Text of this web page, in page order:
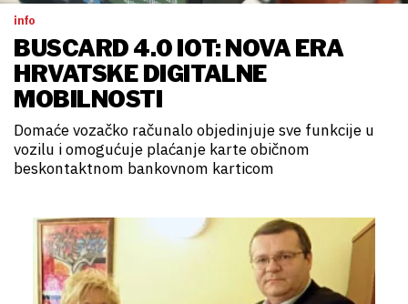
info
BUSCARD 4.0 IOT: NOVA ERA
HRVATSKE DIGITALNE
MOBILNOSTI
Domaće vozačko računalo objedinjuje sve funkcije u
vozilu i omogućuje plaćanje karte običnom
beskontaktnom bankovnom karticom